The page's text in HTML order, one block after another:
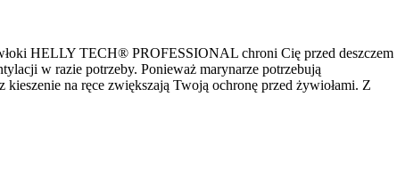
HELLY TECH® PROFESSIONAL chroni Cię przed deszczem
w razie potrzeby. Ponieważ marynarze potrzebują
na ręce zwiększają Twoją ochronę przed żywiołami. Z